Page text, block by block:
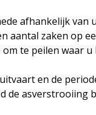
afhankelijk
aantal zaken op
te peilen waar
en de
de asverstrooiing